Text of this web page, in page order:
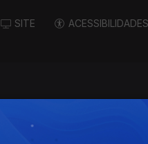
SITE ACESSIBILIDADES